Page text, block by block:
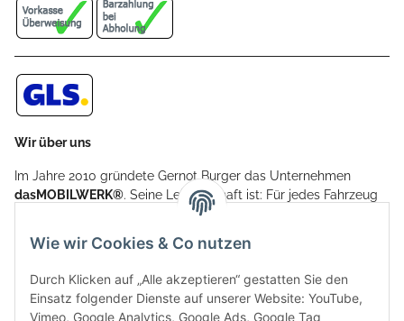
Wir über uns
Im Jahre 2010 gründete Gernot Burger das Unternehmen
dasMOBILWERK®. Seine Leidenschaft ist: Für jedes Fahrzeug
ein Car Cover anzubieten - passgenau und individuell.
Aufgrund der vielen positiven Kundenrückmeldungen kamen
weitere Produkte, wie Reifenschuhe, Hardtopständer hinzu.
Seine Reifenschoner werden in Deutschland produziert und
sind mit hochwertigen Techniken und Materialien gefertigt.
Wie wir Cookies & Co nutzen
Durch Klicken auf „Alle akzeptieren“ gestatten Sie den
Einsatz folgender Dienste auf unserer Website: YouTube,
Vimeo, Google Analytics, Google Ads, Google Tag